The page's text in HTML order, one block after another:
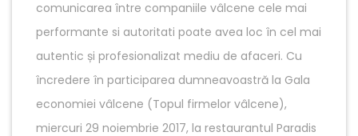
comunicarea între companiile vâlcene cele mai
performante si autoritati poate avea loc în cel mai
autentic și profesionalizat mediu de afaceri. Cu
încredere în participarea dumneavoastră la Gala
economiei vâlcene (Topul firmelor vâlcene),
miercuri 29 noiembrie 2017, la restaurantul Paradis